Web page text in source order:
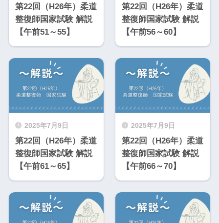
第22回（H26年）柔道
整復師国家試験 解説
【午前51～55】
第22回（H26年）柔道
整復師国家試験 解説
【午前56～60】
2025年7月9日
第22回（H26年）柔道
整復師国家試験 解説
【午前61～65】
2025年7月9日
第22回（H26年）柔道
整復師国家試験 解説
【午前66～70】